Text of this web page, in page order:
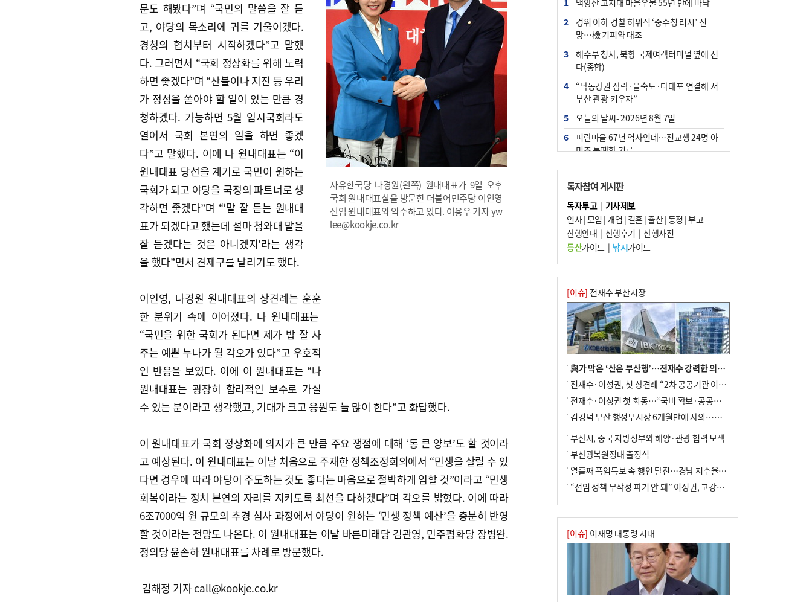
자유한국당 나경원(왼쪽) 원내대표가 9일 오후
국회 원내대표실을 방문한 더불어민주당 이인영
신임 원내대표와 악수하고 있다. 이용우 기자 yw
lee@kookje.co.kr
문도 해봤다”며 “국민의 말씀을 잘 듣
고, 야당의 목소리에 귀를 기울이겠다.
경청의 협치부터 시작하겠다”고 말했
다. 그러면서 “국회 정상화를 위해 노력
하면 좋겠다”며 “산불이나 지진 등 우리
가 정성을 쏟아야 할 일이 있는 만큼 경
청하겠다. 가능하면 5월 임시국회라도
열어서 국회 본연의 일을 하면 좋겠
다”고 말했다. 이에 나 원내대표는 “이
원내대표 당선을 계기로 국민이 원하는
국회가 되고 야당을 국정의 파트너로 생
각하면 좋겠다”며 “‘말 잘 듣는 원내대
표가 되겠다고 했는데 설마 청와대 말을
잘 듣겠다는 것은 아니겠지’라는 생각
을 했다”면서 견제구를 날리기도 했다.
이인영, 나경원 원내대표의 상견례는 훈훈
한 분위기 속에 이어졌다. 나 원내대표는
“국민을 위한 국회가 된다면 제가 밥 잘 사
주는 예쁜 누나가 될 각오가 있다”고 우호적
인 반응을 보였다. 이에 이 원내대표는 “나
원내대표는 굉장히 합리적인 보수로 가실
수 있는 분이라고 생각했고, 기대가 크고 응원도 늘 많이 한다”고 화답했다.
이 원내대표가 국회 정상화에 의지가 큰 만큼 주요 쟁점에 대해 ‘통 큰 양보’도 할 것이라
고 예상된다. 이 원내대표는 이날 처음으로 주재한 정책조정회의에서 “민생을 살릴 수 있
다면 경우에 따라 야당이 주도하는 것도 좋다는 마음으로 절박하게 임할 것”이라고 “민생
회복이라는 정치 본연의 자리를 지키도록 최선을 다하겠다”며 각오를 밝혔다. 이에 따라
6조7000억 원 규모의 추경 심사 과정에서 야당이 원하는 ‘민생 정책 예산’을 충분히 반영
할 것이라는 전망도 나온다. 이 원내대표는 이날 바른미래당 김관영, 민주평화당 장병완.
정의당 윤손하 원내대표를 차례로 방문했다.
김해정 기자 call@kookje.co.kr
1
백양산 고지대 마을우물 55년 만에 바닥
2
경위 이하 경찰 하위직 ‘중수청 러시’ 전
망…檢 기피와 대조
3
해수부 청사, 북항 국제여객터미널 옆에 선
다(종합)
4
“낙동강권 삼락·을숙도·다대포 연결해 서
부산 관광 키우자”
5
오늘의 날씨- 2026년 8월 7일
6
피란마을 67년 역사인데…전교생 24명 아
미초 통폐합 기로
7
[사설] 해수부 신청사 북항으로 확정, 해양
수도 도약의 전환점
8
부울경 주말부터 비소식…‘극한 폭염’ 한풀
꺾일 듯
9
외국인 선원 ‘인신매매 경유지’ 된 부산…
우려가 현실로
10 르노 못 타는 부산시장…관용차 규정에 막
힌 지역기업 응원
독자참여 게시판
독자투고| 기사제보
인사|모임 | 개업 | 결혼|출산|동정 |부고
산행안내 | 산행후기 | 산행사진
등산가이드| 낚시가이드
[이슈] 전재수 부산시장
與가 막은 ‘산은 부산행’…전재수 강력한 의지 표명 없인 공염불
전재수·이성권, 첫 상견례 “2차 공공기관 이전 초당 협력”(종합)
전재수·이성권 첫 회동…“국비 확보·공공기관 이전 협력”
김경덕 부산 행정부시장 6개월만에 사의…후임 인선 촉각
부산시, 중국 지방정부와 해양·관광 협력 모색
부산광복원정대 출정식
열흘째 폭염특보 속 행인 탈진…경남 저수율 평년의 절반
“전임 정책 무작정 파기 안 돼” 이성권, 고강도 ‘전재수 견제’ 예고
[이슈] 이재명 대통령 시대